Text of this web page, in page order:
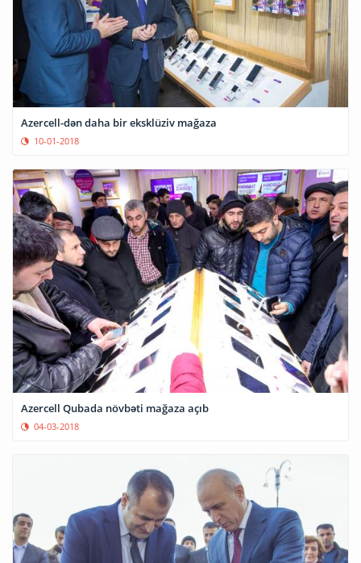
Azercell-dən daha bir eksklüziv mağaza
10-01-2018
Azercell Qubada növbəti mağaza açıb
04-03-2018